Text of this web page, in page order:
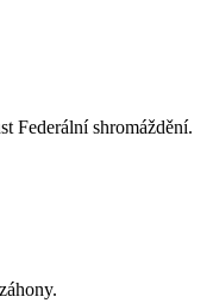
Federální shromáždění.